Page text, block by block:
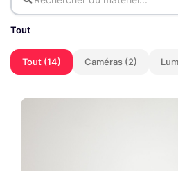
Tout
Tout (14) Caméras (2)